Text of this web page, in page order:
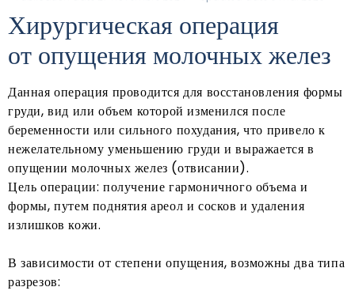
Хирургическая операция
от опущения молочных желез
Данная операция проводится для восстановления формы
груди, вид или объем которой изменился после
беременности или сильного похудания, что привело к
нежелательному уменьшению груди и выражается в
опущении молочных желез (отвисании).
Цель операции: получение гармоничного объема и
формы, путем поднятия ареол и сосков и удаления
излишков кожи.
В зависимости от степени опущения, возможны два типа
разрезов: